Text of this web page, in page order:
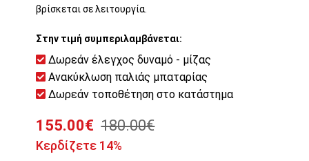
βρίσκεται σε λειτουργία.
Στην τιμή συμπεριλαμβάνεται:
Δωρεάν έλεγχος δυναμό - μίζας
Ανακύκλωση παλιάς μπαταρίας
Δωρεάν τοποθέτηση στο κατάστημα
155.00€ 180.00€
Κερδίζετε 14%